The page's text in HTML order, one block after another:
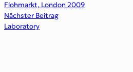
Flohmarkt, London 2009
Nächster Beitrag
Laboratory